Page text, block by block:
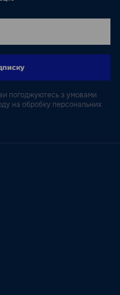
погоджуютесь з умовами
на обробку персональних